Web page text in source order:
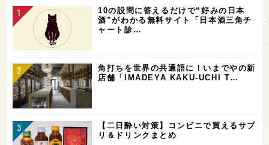
10の設問に答えるだけで“好みの日本
酒”がわかる無料サイト「日本酒三角チ
ャート診…
角打ちを世界の共通語に！いまでやの新
店舗「IMADEYA KAKU-UCHI T…
【二日酔い対策】コンビニで買えるサプ
リ＆ドリンクまとめ